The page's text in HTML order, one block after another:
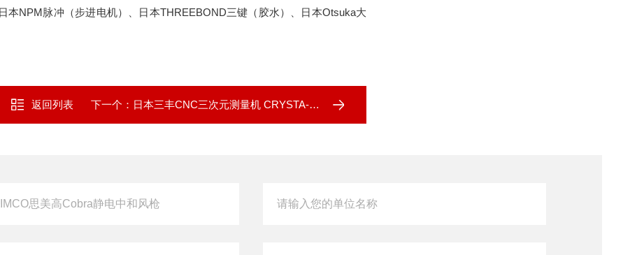
本NPM脉冲（步进电机）、日本THREEBOND三键（胶水）、日本Otsuka大
返回列表 下一个： 日本三丰CNC三次元测量机 CRYSTA-Apex V500